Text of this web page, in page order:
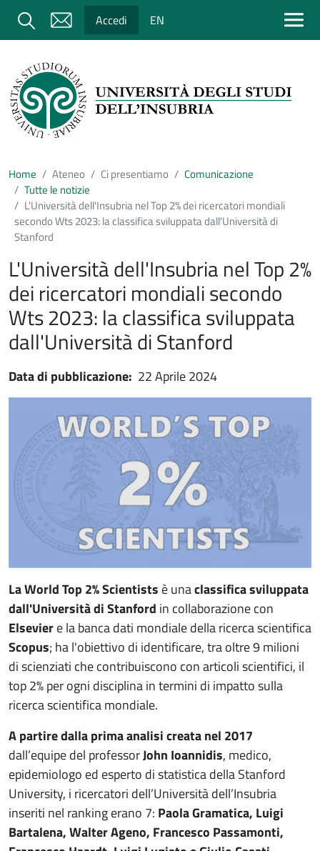
Salta al contenuto principale
Cerca Accedi EN
Home Ateneo Ci presentiamo
Comunicazione
Tutte le notizie
L'Università dell'Insubria nel Top 2% dei ricercatori mondiali
secondo Wts 2023: la classifica sviluppata dall'Università di
Stanford
L'Università dell'Insubria nel Top 2%
dei ricercatori mondiali secondo
Wts 2023: la classifica sviluppata
dall'Università di Stanford
Data di pubblicazione: 22 Aprile 2024
Paragrafo
La World Top 2% Scientists è unaclassifica sviluppata
dall'Università di Stanford in collaborazione con
Elseviere la banca dati mondiale della ricerca scientifica
Scopus; ha l'obiettivo di identificare, tra oltre 9 milioni
di scienziati che contribuiscono con articoli scientifici, il
top 2% per ogni disciplina in termini di impatto sulla
ricerca scientifica mondiale.
A partire dalla prima analisi creata nel 2017
dall’equipe del professorJohn Ioannidis, medico,
epidemiologo ed esperto di statistica della Stanford
University, i ricercatori dell’Università dell’Insubria
inseriti nel ranking erano 7: Paola Gramatica, Luigi
Bartalena, Walter Ageno, Francesco Passamonti,